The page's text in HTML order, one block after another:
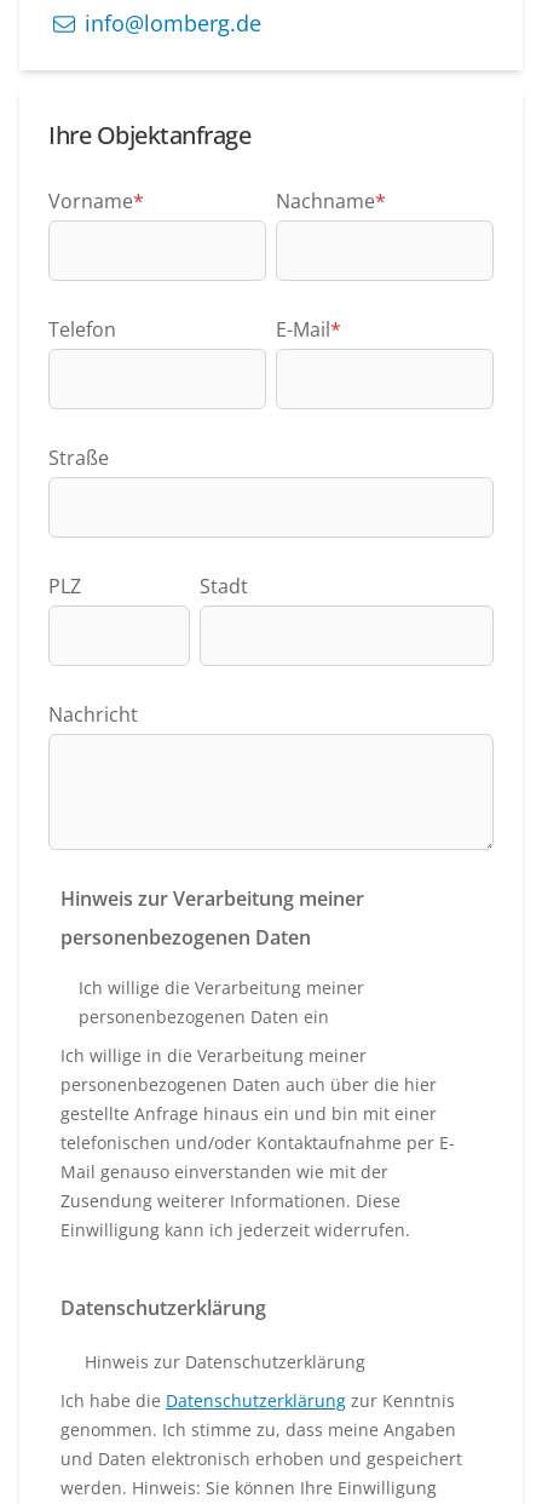
info@lomberg.de
Ihre Objektanfrage
Vorname* Nachname*
Telefon E-Mail*
Straße
PLZ Stadt
Nachricht
Hinweis zur Verarbeitung meiner
personenbezogenen Daten
Ich willige die Verarbeitung meiner
personenbezogenen Daten ein
Ich willige in die Verarbeitung meiner
personenbezogenen Daten auch über die hier
gestellte Anfrage hinaus ein und bin mit einer
telefonischen und/oder Kontaktaufnahme per E-
Mail genauso einverstanden wie mit der
Zusendung weiterer Informationen. Diese
Einwilligung kann ich jederzeit widerrufen.
Datenschutzerklärung
Hinweis zur Datenschutzerklärung
Ich habe die Datenschutzerklärung zur Kenntnis
genommen. Ich stimme zu, dass meine Angaben
und Daten elektronisch erhoben und gespeichert
werden. Hinweis: Sie können Ihre Einwilligung